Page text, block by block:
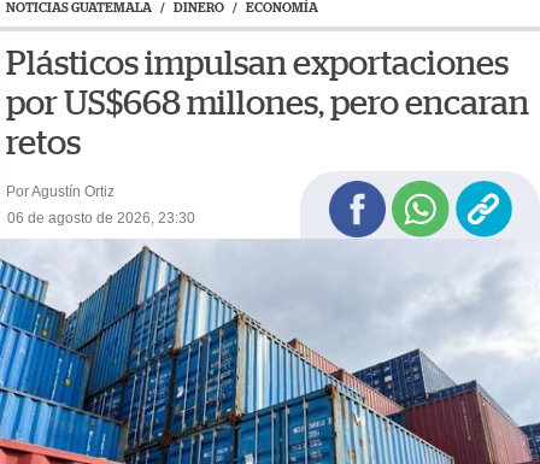
NOTICIAS GUATEMALA / DINERO / ECONOMÍA
Plásticos impulsan exportaciones
por US$668 millones, pero encaran
retos
Por Agustín Ortiz
06 de agosto de 2026, 23:30